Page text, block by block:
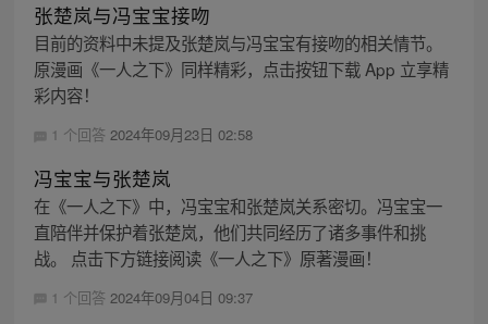
张楚岚与冯宝宝接吻
目前的资料中未提及张楚岚与冯宝宝有接吻的相关情节。
原漫画《一人之下》同样精彩，点击按钮下载 App 立享精
彩内容！
1 个回答 2024年09月23日 02:58
冯宝宝与张楚岚
在《一人之下》中，冯宝宝和张楚岚关系密切。冯宝宝一
直陪伴并保护着张楚岚，他们共同经历了诸多事件和挑
战。 点击下方链接阅读《一人之下》原著漫画！
1 个回答 2024年09月04日 09:37